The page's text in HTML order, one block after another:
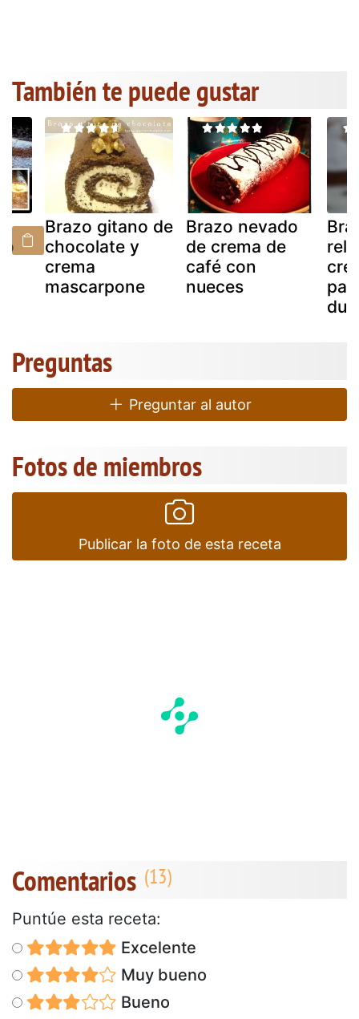
También te puede gustar
Brazo gitano de
chocolate y
crema
mascarpone
Brazo nevado
de crema de
café con
nueces
Preguntas
Preguntar al autor
Fotos de miembros
Publicar la foto de esta receta
Comentarios
Puntúe esta receta:
Excelente
Muy bueno
Bueno